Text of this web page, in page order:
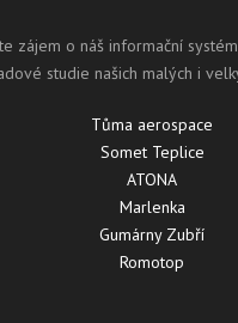
zájem o náš informační
studie našich malých i
Tůma aerospace
Somet Teplice
ATONA
Marlenka
Gumárny Zubří
Romotop